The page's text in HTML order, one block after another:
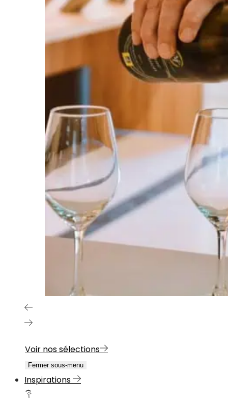
Voir nos sélections
Fermer sous-menu
Inspirations